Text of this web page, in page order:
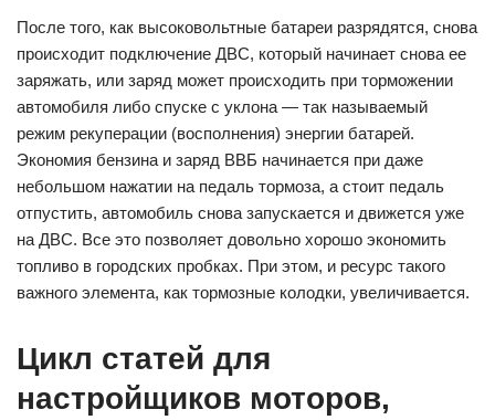
После того, как высоковольтные батареи разрядятся, снова
происходит подключение ДВС, который начинает снова ее
заряжать, или заряд может происходить при торможении
автомобиля либо спуске с уклона — так называемый
режим рекуперации (восполнения) энергии батарей.
Экономия бензина и заряд ВВБ начинается при даже
небольшом нажатии на педаль тормоза, а стоит педаль
отпустить, автомобиль снова запускается и движется уже
на ДВС. Все это позволяет довольно хорошо экономить
топливо в городских пробках. При этом, и ресурс такого
важного элемента, как тормозные колодки, увеличивается.
Цикл статей для
настройщиков моторов,